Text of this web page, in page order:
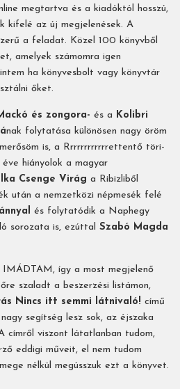
megtartva és a kiadóktól hosszú,
kifelé az új megjelenések. A
a feladat. Közel 100 könyvből
amelyek számomra igen
ha könyvesbolt vagy könyvtár
őket.
és zongora- és a Kolibri
nak folytatása különösen nagy öröm
is, a Rrrrrrrrrrrrettentő töri-
hiányolok a magyar
Csenge Virág a Ribizliből
után a nemzetközi népmesék felé
és folytatódik a Naphegy
sorozata is, ezúttal Szabó Magda
IMÁDTAM, így a most megjelenő
szaladt a beszerzési listámon,
Nincs itt semmi látnivaló! című
segítség lesz sok, az éjszaka
címről viszont látatlanban tudom,
eddigi műveit, el nem tudom
nélkül megússzuk ezt a könyvet.